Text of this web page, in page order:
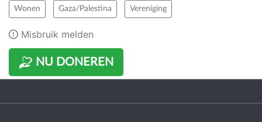
NU DONEREN
Wonen Gaza/Palestina Vereniging
Misbruik melden